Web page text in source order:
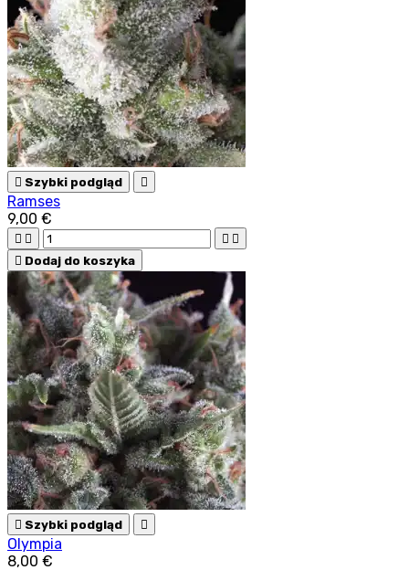
 Szybki podgląd 
Ramses
9,00 €
   
 Dodaj do koszyka
 Szybki podgląd 
Olympia
8,00 €